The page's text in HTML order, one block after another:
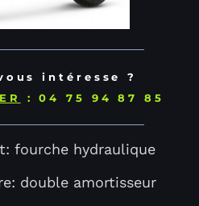
intéresse ?
: 04 75 94 87 85
fourche hydraulique
double amortisseur